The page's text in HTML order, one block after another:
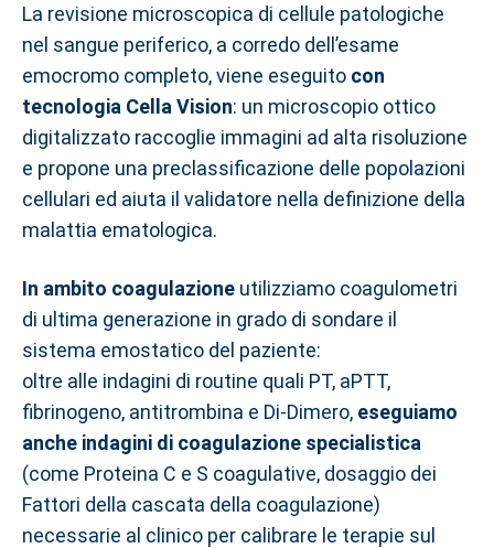
La revisione microscopica di cellule patologiche
nel sangue periferico, a corredo dell’esame
emocromo completo, viene eseguito con
tecnologia Cella Vision: un microscopio ottico
digitalizzato raccoglie immagini ad alta risoluzione
e propone una preclassificazione delle popolazioni
cellulari ed aiuta il validatore nella definizione della
malattia ematologica.
In ambito coagulazione utilizziamo coagulometri
di ultima generazione in grado di sondare il
sistema emostatico del paziente:
oltre alle indagini di routine quali PT, aPTT,
fibrinogeno, antitrombina e Di-Dimero, eseguiamo
anche indagini di coagulazione specialistica
(come Proteina C e S coagulative, dosaggio dei
Fattori della cascata della coagulazione)
necessarie al clinico per calibrare le terapie sul